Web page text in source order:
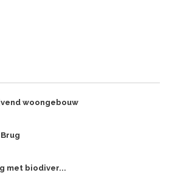
woongebouw
met biodiver...